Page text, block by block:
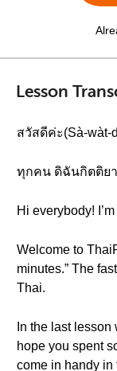
Lesson
สวัสดีค่ะ(Sà-wàt-
ทุกคน ดิฉันกิตติยา
Hi everybody!
Welcome to
minutes.” The
Thai.
In the last lesson
hope you spent
come in handy in